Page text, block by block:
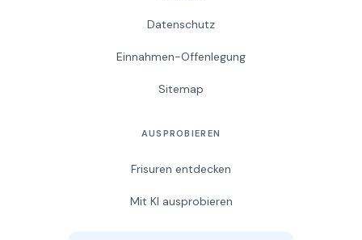
Datenschutz
Einnahmen-Offenlegung
Sitemap
AUSPROBIEREN
Frisuren entdecken
Mit KI ausprobieren